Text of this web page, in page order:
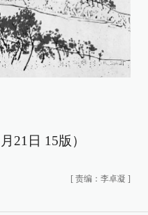
21日 15版）
[ 责编：李卓凝 ]